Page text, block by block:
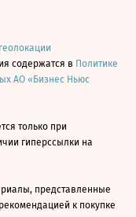
содержатся в Политике
АО «Бизнес Ньюс
только при
гиперссылки на
представленные
к покупке